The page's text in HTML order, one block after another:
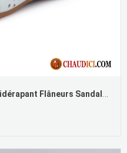
Mocassin Femme Cuir Noir Antidérapant Flâneurs Sandales Creux Guipure Plates Pas Cher